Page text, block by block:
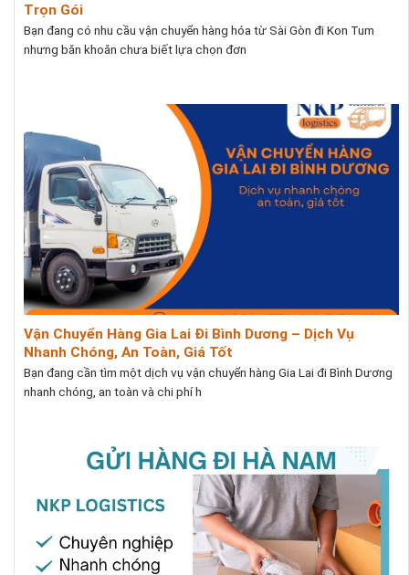
Trọn Gói
Bạn đang có nhu cầu vận chuyển hàng hóa từ Sài Gòn đi Kon Tum
nhưng băn khoăn chưa biết lựa chọn đơn
Vận Chuyển Hàng Gia Lai Đi Bình Dương – Dịch Vụ
Nhanh Chóng, An Toàn, Giá Tốt
Bạn đang cần tìm một dịch vụ vận chuyển hàng Gia Lai đi Bình Dương
nhanh chóng, an toàn và chi phí h